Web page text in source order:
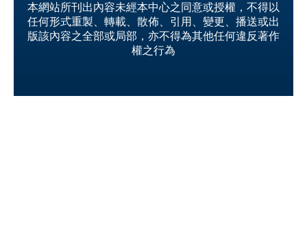
本網站所刊出內容未經本中心之同意或授權，不得以
任何形式重製、轉載、散佈、引用、變更、播送或出
版該內容之全部或局部，亦不得為其他任何違反著作
權之行為